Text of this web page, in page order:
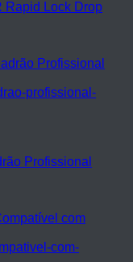
Rapid Lock Drop
Profissional